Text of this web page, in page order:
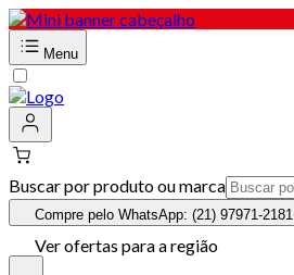
Menu
Buscar por produto ou marca
Compre pelo WhatsApp: (21) 97971-2181
Ver ofertas para a região